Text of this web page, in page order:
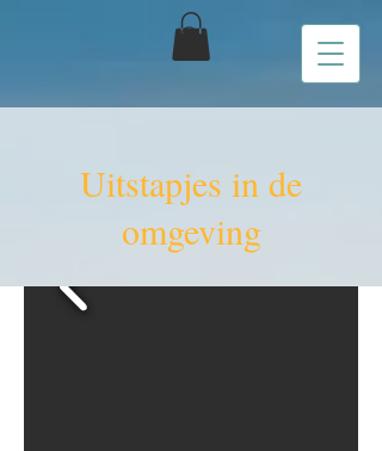
Uitstapjes in de
omgeving